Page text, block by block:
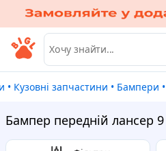
• Кузовні запчастини • Бампери •
Бампер передній лансер 9